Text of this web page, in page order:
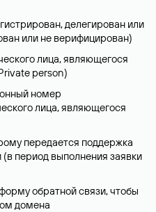
делегирован или
или не верифицирован)
лица, являющегося
person)
номер
лица, являющегося
передается поддержка
период выполнения заявки
обратной связи, чтобы
домена